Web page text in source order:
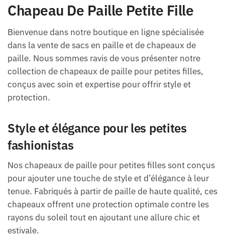
Chapeau De Paille Petite Fille
Bienvenue dans notre boutique en ligne spécialisée
dans la vente de sacs en paille et de chapeaux de
paille. Nous sommes ravis de vous présenter notre
collection de chapeaux de paille pour petites filles,
conçus avec soin et expertise pour offrir style et
protection.
Style et élégance pour les petites
fashionistas
Nos chapeaux de paille pour petites filles sont conçus
pour ajouter une touche de style et d’élégance à leur
tenue. Fabriqués à partir de paille de haute qualité, ces
chapeaux offrent une protection optimale contre les
rayons du soleil tout en ajoutant une allure chic et
estivale.